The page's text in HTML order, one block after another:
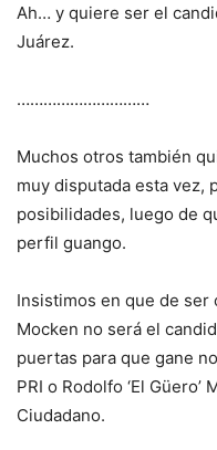
Ah… y quiere ser el
Juárez.
…………………………
Muchos otros también
muy disputada esta vez,
posibilidades, luego de
perfil guango.
Insistimos en que de
Mocken no será el
puertas para que gane
PRI o Rodolfo ‘El
Ciudadano.